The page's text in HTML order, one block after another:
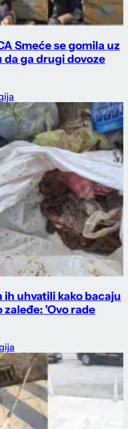
Smeće se gomila uz
ga drugi dovoze
ih uhvatili kako bacaju
'Ovo rade